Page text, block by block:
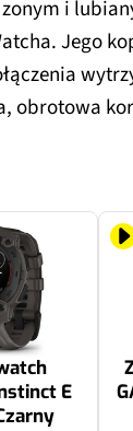
i
Jego
obrotowa
E